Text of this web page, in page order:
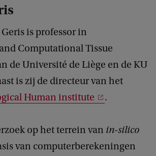
is professor in
Computational Tissue
de Université de Liège en de KU
is zij de directeur van het
Human institute
.
op het terrein van in-silico
van computerberekeningen